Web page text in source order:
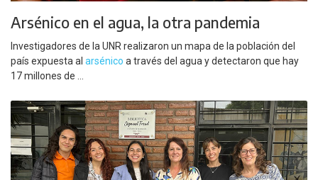
Arsénico en el agua, la otra pandemia
Investigadores de la UNR realizaron un mapa de la población del
país expuesta al arsénico a través del agua y detectaron que hay
17 millones de ...